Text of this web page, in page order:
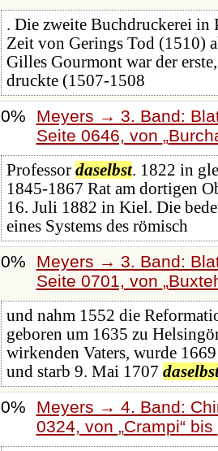
. Die zweite Buchdruckerei in
Zeit von Gerings Tod (1510)
Gilles Gourmont war der
druckte (1507-1508
0%
Meyers → 3. Band:
Seite 0646, von
Professor daselbst. 1822 in
1845-1867 Rat am dortigen
16. Juli 1882 in Kiel. Die
eines Systems des römisch
0%
Meyers → 3. Band:
Seite 0701, von
und nahm 1552 die
geboren um 1635 zu
wirkenden Vaters, wurde
und starb 9. Mai 1707
0%
Meyers → 4. Band:
0324, von Crampi bis